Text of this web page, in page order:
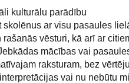
kulturālu parādību
ar visu pasaules
vēsturi, kā arī ar
mācības vai
raksturam, bez
vai nu nebūtu